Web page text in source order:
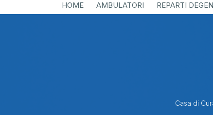
HOME AMBULATORI REPARTI
Casa di